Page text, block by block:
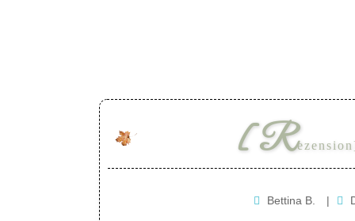
[R
Bettina B. |